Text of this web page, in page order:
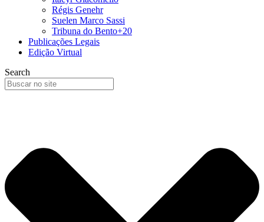
Régis Genehr
Suelen Marco Sassi
Tribuna do Bento+20
Publicações Legais
Edição Virtual
Search